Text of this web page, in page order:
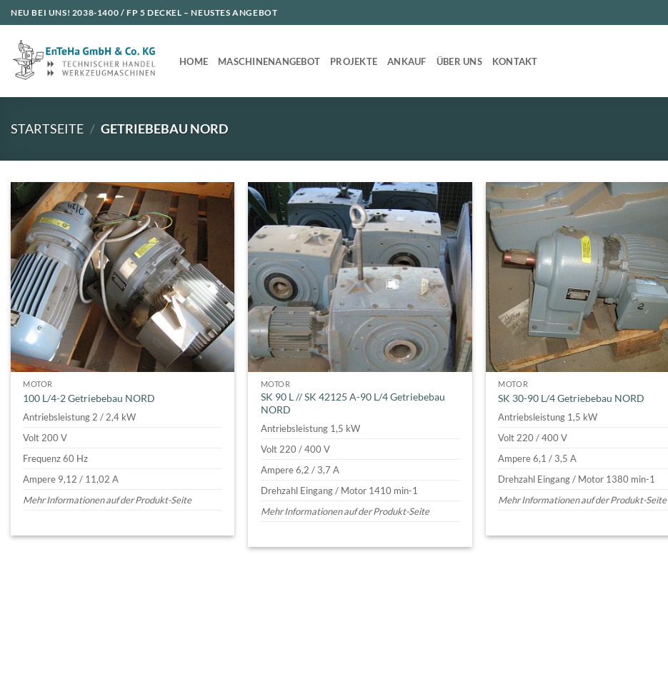
Zum
Inhalt
springen
NEU BEI UNS! 2038-1400 / FP 5 DECKEL – NEUSTES ANGEBOT
HOME MASCHINENANGEBOT PROJEKTE ANKAUF ÜBER UNS KONTAKT
STARTSEITE / GETRIEBEBAU NORD
MOTOR
100 L/4-2 Getriebebau NORD
Antriebsleistung 2 / 2,4 kW
Volt 200 V
Frequenz 60 Hz
Ampere 9,12 / 11,02 A
Mehr Informationen auf der Produkt-Seite
MOTOR
SK 90 L // SK 42125 A-90 L/4 Getriebebau
NORD
Antriebsleistung 1,5 kW
Volt 220 / 400 V
Ampere 6,2 / 3,7 A
Drehzahl Eingang / Motor 1410 min-1
Mehr Informationen auf der Produkt-Seite
MOTOR
SK 30-90 L/4 Getriebebau NORD
Antriebsleistung 1,5 kW
Volt 220 / 400 V
Ampere 6,1 / 3,5 A
Drehzahl Eingang / Motor 1380 min-1
Mehr Informationen auf der Produkt-Seite